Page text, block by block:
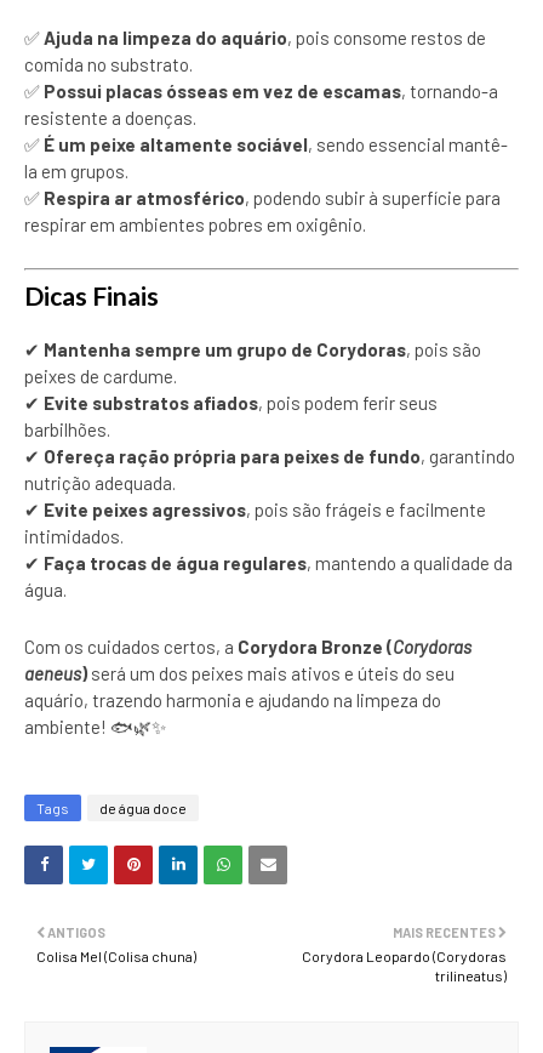
✅ Ajuda na limpeza do aquário, pois consome restos de
comida no substrato.
✅ Possui placas ósseas em vez de escamas, tornando-a
resistente a doenças.
✅ É um peixe altamente sociável, sendo essencial mantê-
la em grupos.
✅ Respira ar atmosférico, podendo subir à superfície para
respirar em ambientes pobres em oxigênio.
Dicas Finais
✔ Mantenha sempre um grupo de Corydoras, pois são
peixes de cardume.
✔ Evite substratos afiados, pois podem ferir seus
barbilhões.
✔ Ofereça ração própria para peixes de fundo, garantindo
nutrição adequada.
✔ Evite peixes agressivos, pois são frágeis e facilmente
intimidados.
✔ Faça trocas de água regulares, mantendo a qualidade da
água.
Com os cuidados certos, a Corydora Bronze (Corydoras
aeneus) será um dos peixes mais ativos e úteis do seu
aquário, trazendo harmonia e ajudando na limpeza do
ambiente! 🐟🌿✨
Tags de água doce
MAIS RECENTES
Corydora Leopardo (Corydoras
trilineatus)
ANTIGOS
Colisa Mel (Colisa chuna)